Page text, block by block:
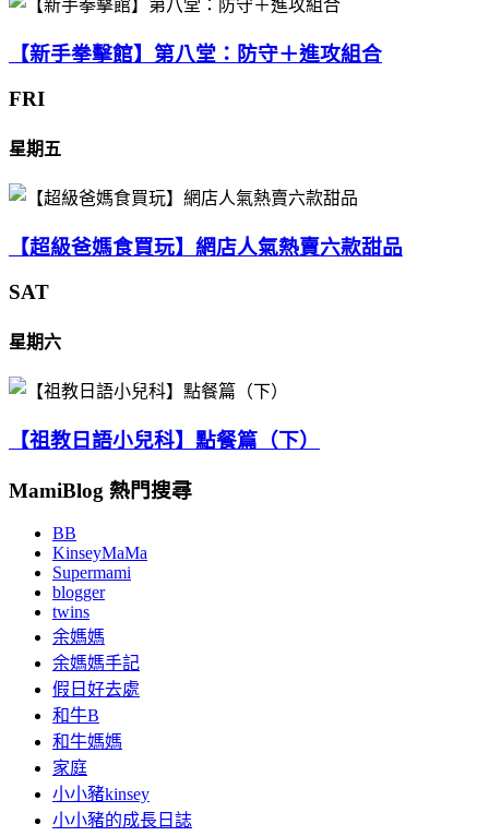
【新手拳擊館】第八堂：防守＋進攻組合
FRI
星期五
【超級爸媽食買玩】網店人氣熱賣六款甜品
SAT
星期六
【祖教日語小兒科】點餐篇（下）
MamiBlog 熱門搜尋
BB
KinseyMaMa
Supermami
blogger
twins
余媽媽
余媽媽手記
假日好去處
和牛B
和牛媽媽
家庭
小小豬kinsey
小小豬的成長日誌